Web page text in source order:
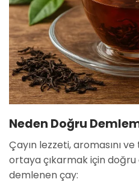
Neden Doğru
Çayın lezzeti, aromasını
ortaya çıkarmak için doğru
demlenen çay: